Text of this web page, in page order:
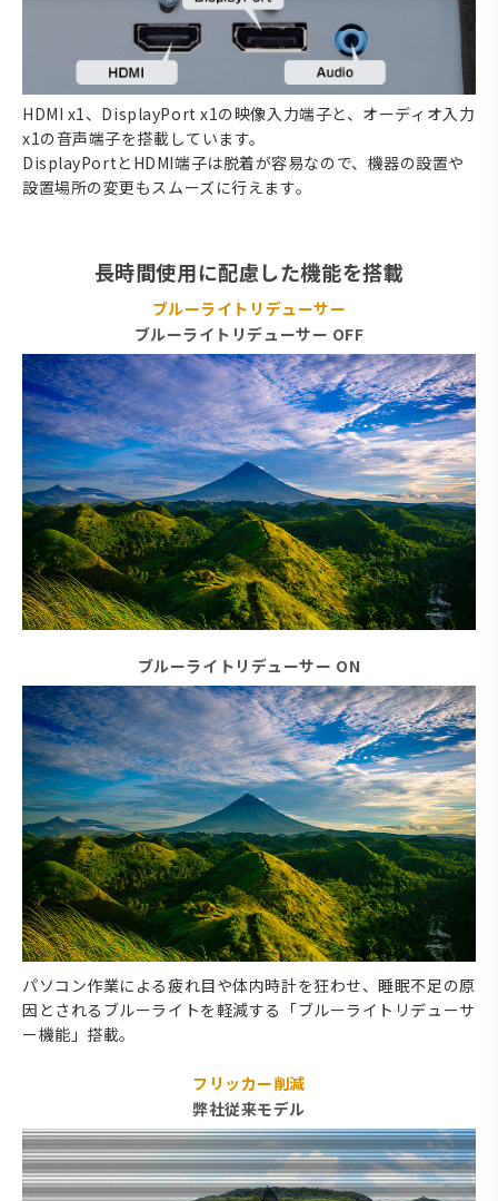
HDMI x1、DisplayPort x1の映像入力端子と、オーディオ入力
x1の音声端子を搭載しています。
DisplayPortとHDMI端子は脱着が容易なので、機器の設置や
設置場所の変更もスムーズに行えます。
長時間使用に配慮した機能を搭載
ブルーライトリデューサー
ブルーライトリデューサー OFF
ブルーライトリデューサー ON
パソコン作業による疲れ目や体内時計を狂わせ、睡眠不足の原
因とされるブルーライトを軽減する「ブルーライトリデューサ
ー機能」搭載。
フリッカー削減
弊社従来モデル